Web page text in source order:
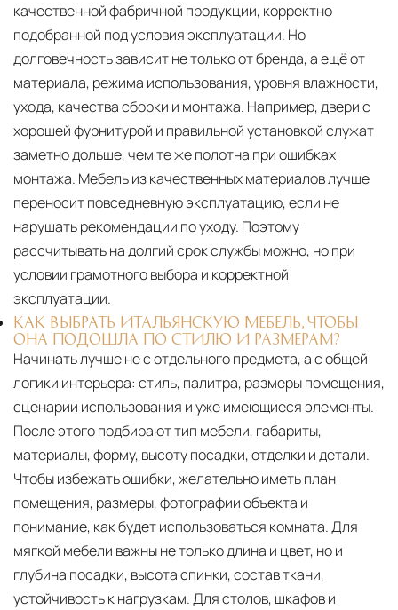
качественной фабричной продукции, корректно
подобранной под условия эксплуатации. Но
долговечность зависит не только от бренда, а ещё от
материала, режима использования, уровня влажности,
ухода, качества сборки и монтажа. Например, двери с
хорошей фурнитурой и правильной установкой служат
заметно дольше, чем те же полотна при ошибках
монтажа. Мебель из качественных материалов лучше
переносит повседневную эксплуатацию, если не
нарушать рекомендации по уходу. Поэтому
рассчитывать на долгий срок службы можно, но при
условии грамотного выбора и корректной
эксплуатации.
КАК ВЫБРАТЬ ИТАЛЬЯНСКУЮ МЕБЕЛЬ, ЧТОБЫ
ОНА ПОДОШЛА ПО СТИЛЮ И РАЗМЕРАМ?
Начинать лучше не с отдельного предмета, а с общей
логики интерьера: стиль, палитра, размеры помещения,
сценарии использования и уже имеющиеся элементы.
После этого подбирают тип мебели, габариты,
материалы, форму, высоту посадки, отделки и детали.
Чтобы избежать ошибки, желательно иметь план
помещения, размеры, фотографии объекта и
понимание, как будет использоваться комната. Для
мягкой мебели важны не только длина и цвет, но и
глубина посадки, высота спинки, состав ткани,
устойчивость к нагрузкам. Для столов, шкафов и